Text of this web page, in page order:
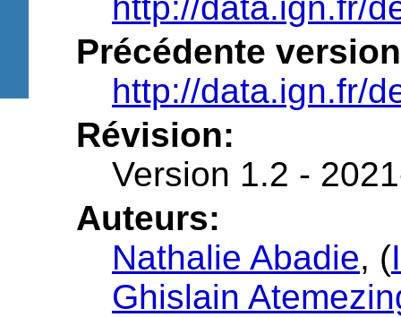
Précédente
http://data.ign.fr/
Révision:
Version 1.2 -
Auteurs:
Nathalie Abadie, (
Ghislain